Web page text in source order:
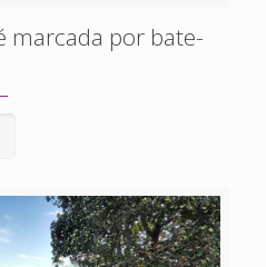
marcada por bate-